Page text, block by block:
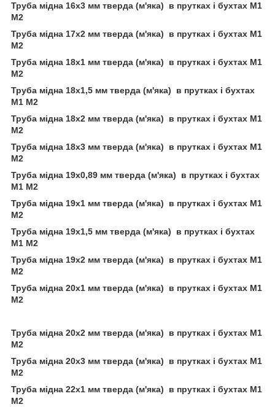
Труба мідна 16х3 мм тверда (м'яка) в прутках і бухтах М1
М2
Труба мідна 17х2 мм тверда (м'яка) в прутках і бухтах М1
М2
Труба мідна 18х1 мм тверда (м'яка) в прутках і бухтах М1
М2
Труба мідна 18х1,5 мм тверда (м'яка) в прутках і бухтах
М1 М2
Труба мідна 18х2 мм тверда (м'яка) в прутках і бухтах М1
М2
Труба мідна 18х3 мм тверда (м'яка) в прутках і бухтах М1
М2
Труба мідна 19х0,89 мм тверда (м'яка) в прутках і бухтах
М1 М2
Труба мідна 19х1 мм тверда (м'яка) в прутках і бухтах М1
М2
Труба мідна 19х1,5 мм тверда (м'яка) в прутках і бухтах
М1 М2
Труба мідна 19х2 мм тверда (м'яка) в прутках і бухтах М1
М2
Труба мідна 20х1 мм тверда (м'яка) в прутках і бухтах М1
М2
Труба мідна 20х2 мм тверда (м'яка) в прутках і бухтах М1
М2
Труба мідна 20х3 мм тверда (м'яка) в прутках і бухтах М1
М2
Труба мідна 22х1 мм тверда (м'яка) в прутках і бухтах М1
М2